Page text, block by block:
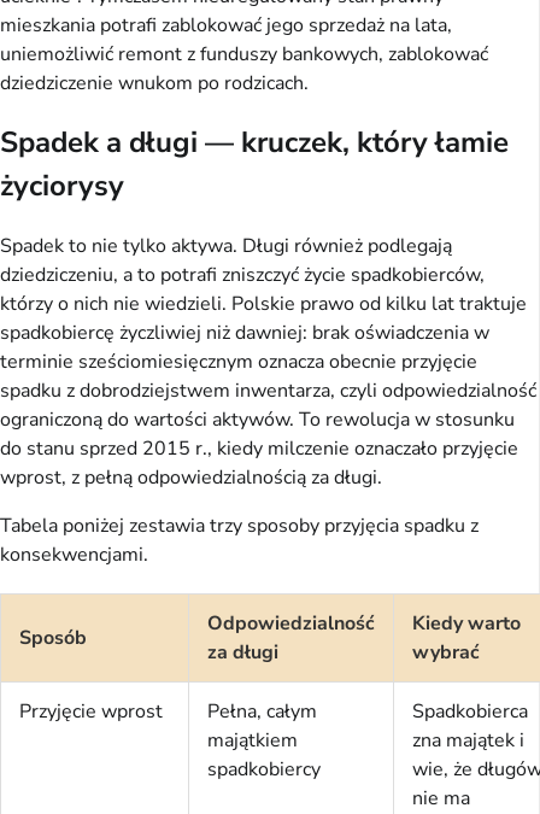
mieszkania potrafi zablokować jego sprzedaż na lata,
uniemożliwić remont z funduszy bankowych, zablokować
dziedziczenie wnukom po rodzicach.
Spadek a długi — kruczek, który łamie
życiorysy
Spadek to nie tylko aktywa. Długi również podlegają
dziedziczeniu, a to potrafi zniszczyć życie spadkobierców,
którzy o nich nie wiedzieli. Polskie prawo od kilku lat traktuje
spadkobiercę życzliwiej niż dawniej: brak oświadczenia w
terminie sześciomiesięcznym oznacza obecnie przyjęcie
spadku z dobrodziejstwem inwentarza, czyli odpowiedzialność
ograniczoną do wartości aktywów. To rewolucja w stosunku
do stanu sprzed 2015 r., kiedy milczenie oznaczało przyjęcie
wprost, z pełną odpowiedzialnością za długi.
Tabela poniżej zestawia trzy sposoby przyjęcia spadku z
konsekwencjami.
Sposób
Odpowiedzialność
za długi
Kiedy warto
wybrać
Przyjęcie wprost
Pełna, całym
majątkiem
spadkobiercy
Spadkobierca
zna majątek i
wie, że
nie ma